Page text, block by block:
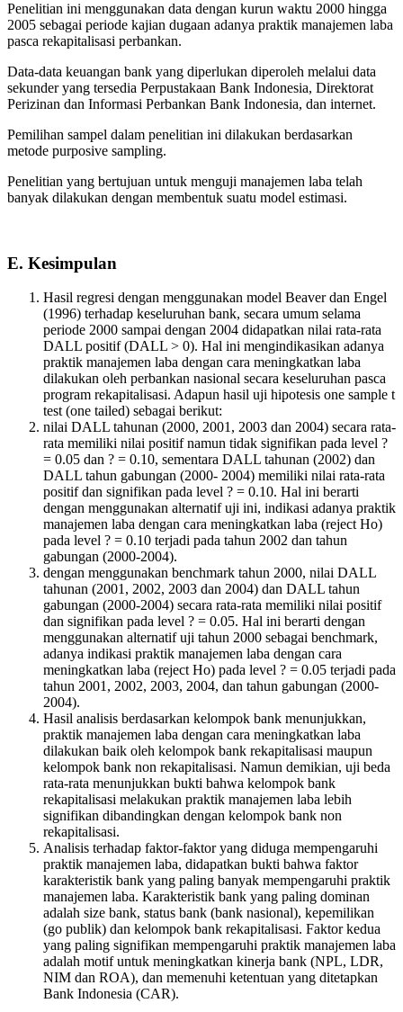
Penelitian ini menggunakan data dengan kurun waktu 2000 hingga
2005 sebagai periode kajian dugaan adanya praktik manajemen laba
pasca rekapitalisasi perbankan.
Data-data keuangan bank yang diperlukan diperoleh melalui data
sekunder yang tersedia Perpustakaan Bank Indonesia, Direktorat
Perizinan dan Informasi Perbankan Bank Indonesia, dan internet.
Pemilihan sampel dalam penelitian ini dilakukan berdasarkan
metode purposive sampling.
Penelitian yang bertujuan untuk menguji manajemen laba telah
banyak dilakukan dengan membentuk suatu model estimasi.
E. Kesimpulan
Hasil regresi dengan menggunakan model Beaver dan Engel
(1996) terhadap keseluruhan bank, secara umum selama
periode 2000 sampai dengan 2004 didapatkan nilai rata-rata
DALL positif (DALL > 0). Hal ini mengindikasikan adanya
praktik manajemen laba dengan cara meningkatkan laba
dilakukan oleh perbankan nasional secara keseluruhan pasca
program rekapitalisasi. Adapun hasil uji hipotesis one sample t
test (one tailed) sebagai berikut:
nilai DALL tahunan (2000, 2001, 2003 dan 2004) secara rata-
rata memiliki nilai positif namun tidak signifikan pada level ?
= 0.05 dan ? = 0.10, sementara DALL tahunan (2002) dan
DALL tahun gabungan (2000- 2004) memiliki nilai rata-rata
positif dan signifikan pada level ? = 0.10. Hal ini berarti
dengan menggunakan alternatif uji ini, indikasi adanya praktik
manajemen laba dengan cara meningkatkan laba (reject Ho)
pada level ? = 0.10 terjadi pada tahun 2002 dan tahun
gabungan (2000-2004).
dengan menggunakan benchmark tahun 2000, nilai DALL
tahunan (2001, 2002, 2003 dan 2004) dan DALL tahun
gabungan (2000-2004) secara rata-rata memiliki nilai positif
dan signifikan pada level ? = 0.05. Hal ini berarti dengan
menggunakan alternatif uji tahun 2000 sebagai benchmark,
adanya indikasi praktik manajemen laba dengan cara
meningkatkan laba (reject Ho) pada level ? = 0.05 terjadi pada
tahun 2001, 2002, 2003, 2004, dan tahun gabungan (2000-
2004).
Hasil analisis berdasarkan kelompok bank menunjukkan,
praktik manajemen laba dengan cara meningkatkan laba
dilakukan baik oleh kelompok bank rekapitalisasi maupun
kelompok bank non rekapitalisasi. Namun demikian, uji beda
rata-rata menunjukkan bukti bahwa kelompok bank
rekapitalisasi melakukan praktik manajemen laba lebih
signifikan dibandingkan dengan kelompok bank non
rekapitalisasi.
Analisis terhadap faktor-faktor yang diduga mempengaruhi
praktik manajemen laba, didapatkan bukti bahwa faktor
karakteristik bank yang paling banyak mempengaruhi praktik
manajemen laba. Karakteristik bank yang paling dominan
adalah size bank, status bank (bank nasional), kepemilikan
(go publik) dan kelompok bank rekapitalisasi. Faktor kedua
yang paling signifikan mempengaruhi praktik manajemen laba
adalah motif untuk meningkatkan kinerja bank (NPL, LDR,
NIM dan ROA), dan memenuhi ketentuan yang ditetapkan
Bank Indonesia (CAR).